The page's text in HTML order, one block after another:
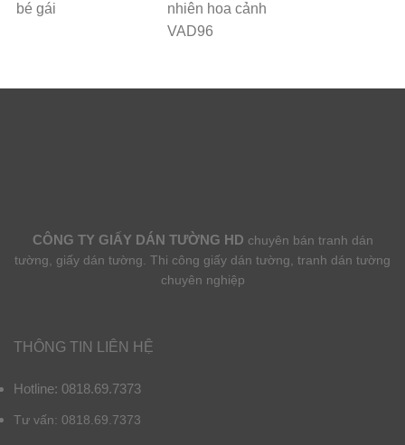
bé gái
nhiên hoa cảnh
VAD96
CÔNG TY GIẤY DÁN TƯỜNG HD chuyên bán tranh dán
tường, giấy dán tường. Thi công giấy dán tường, tranh dán tường
chuyên nghiệp
THÔNG TIN LIÊN HỆ
Hotline: 0818.69.7373
Tư vấn: 0818.69.7373